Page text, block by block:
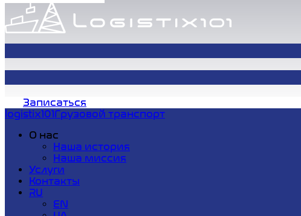
Записаться
logistix101Грузовой транспорт
О нас
Наша история
Наша миссия
Услуги
Контакты
RU
EN